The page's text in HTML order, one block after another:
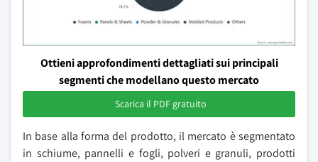
Ottieni approfondimenti dettagliati sui principali
segmenti che modellano questo mercato
Scarica il PDF gratuito
In base alla forma del prodotto, il mercato è segmentato
in schiume, pannelli e fogli, polveri e granuli, prodotti